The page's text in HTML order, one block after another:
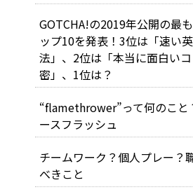
GOTCHA!の2019年公開の最
ップ10を発表！3位は「速い
法」、2位は「本当に面白い
密」、1位は？
“flamethrower”って何のこと
ースフラッシュ
チームワーク？個人プレー？
べきこと